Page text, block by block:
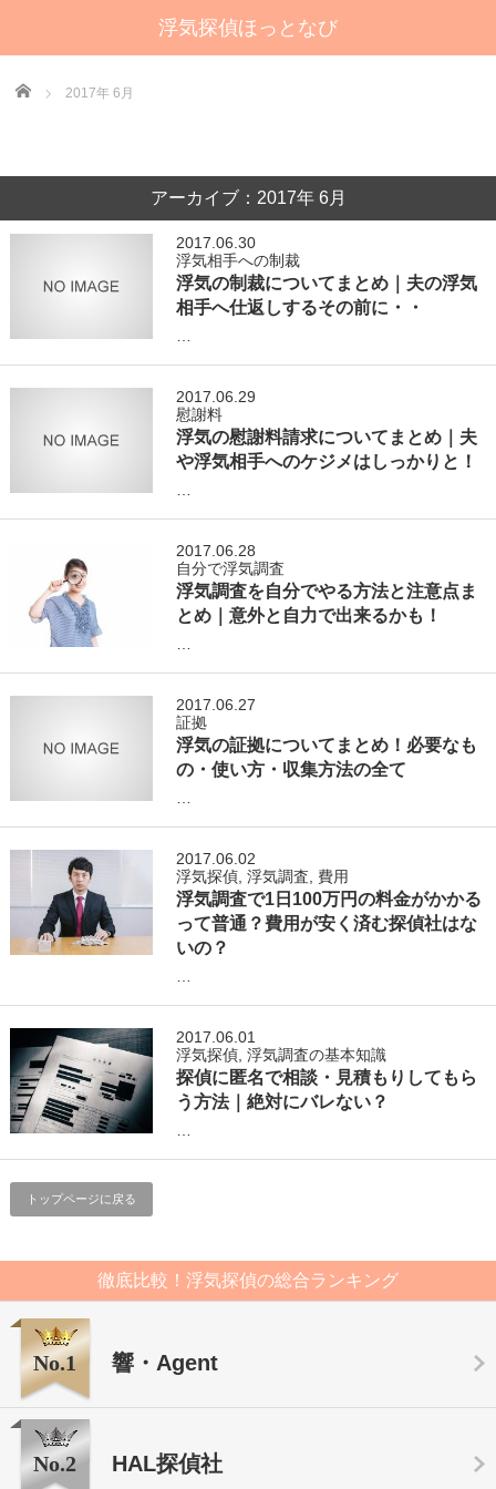
浮気探偵ほっとなび
Home 2017年 6月
アーカイブ：2017年 6月
2017.06.30
浮気相手への制裁
浮気の制裁についてまとめ｜夫の浮気
相手へ仕返しするその前に・・
2017.06.29
慰謝料
浮気の慰謝料請求についてまとめ｜夫
や浮気相手へのケジメはしっかりと！
2017.06.28
自分で浮気調査
浮気調査を自分でやる方法と注意点ま
とめ｜意外と自力で出来るかも！
2017.06.27
証拠
浮気の証拠についてまとめ！必要なも
の・使い方・収集方法の全て
2017.06.02
浮気探偵 ,浮気調査 費用
浮気調査で1日100万円の料金がかかる
って普通？費用が安く済む探偵社はな
いの？
2017.06.01
浮気探偵 ,浮気調査の基本知識
探偵に匿名で相談・見積もりしてもら
う方法｜絶対にバレない？
トップページに戻る
徹底比較！浮気探偵の総合ランキング
No.1 響・Agent
No.2 HAL探偵社